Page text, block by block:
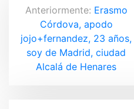
N
a
v
Anteriormente: Erasmo
Córdova, apodo
jojo+fernandez, 23 años,
soy de Madrid, ciudad
Alcalá de Henares